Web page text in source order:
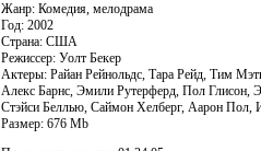
Жанр: Комедия, мелодрама
Год: 2002
Страна: США
Режиссер: Уолт Бекер
Актеры: Райан Рейнольдс, Тара Рейд, Тим
Алекс Барнс, Эмили Рутерферд, Пол Глисон,
Стэйси Беллью, Саймон Хелберг, Аарон Пол,
Размер: 676 Mb